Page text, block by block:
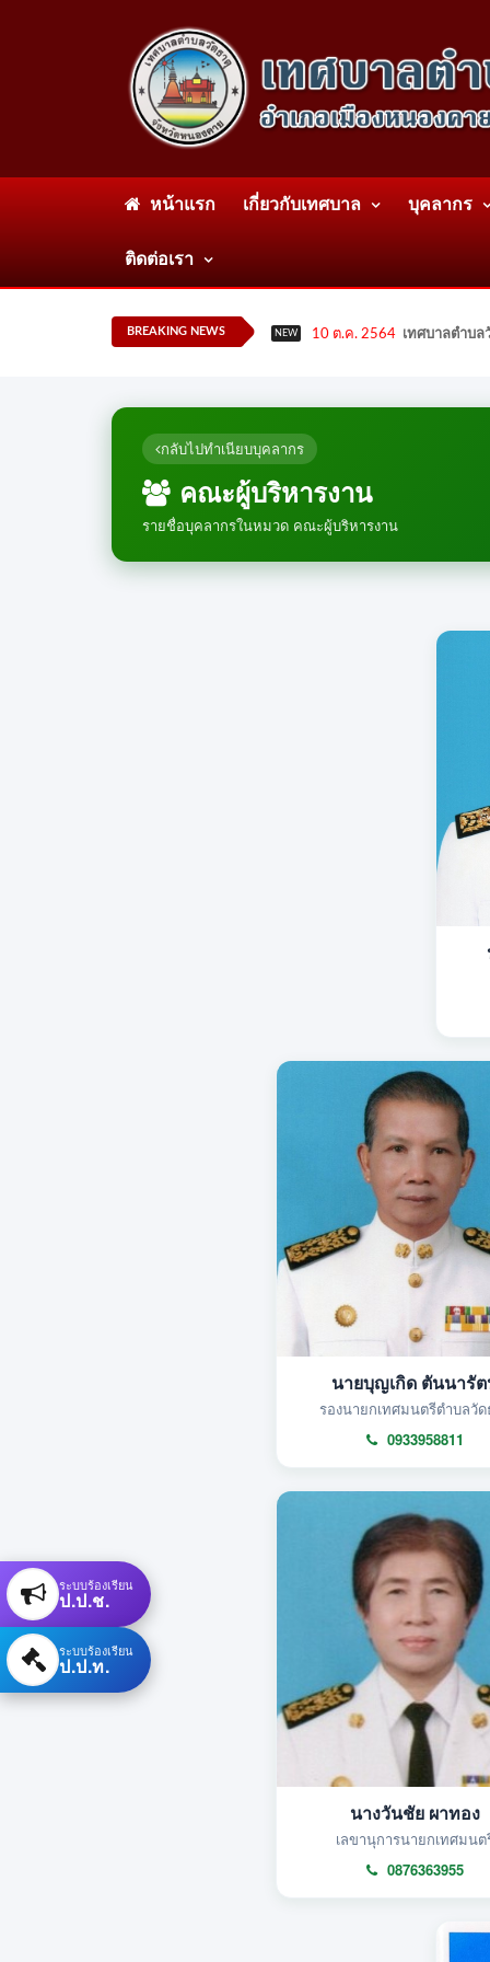
หน้าแรก เกี่ยวกับเทศบาล บุคลากร
ติดต่อเรา
BREAKING NEWS NEW 10 ต.ค. 2564 เทศบาลตำบล
กลับไปทำเนียบบุคลากร
คณะผู้บริหารงาน
รายชื่อบุคลากรในหมวด คณะผู้บริหารงาน
นายบุญเกิด ตันนารั
รองนายกเทศมนตรีตำบลวัด
0933958811
นางวันชัย ผาทอง
เลขานุการนายกเทศมนต
0876363955
ระบบร้องเรียน
ป.ป.ช.
ระบบร้องเรียน
ป.ป.ท.